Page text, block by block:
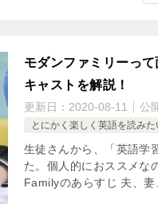
モダンファミリーっ
キャストを解説！
更新日： 2020-08-11 公
とにかく楽しく英語を読み
生徒さんから、「英語学
た。個人的におススメ
Familyのあらすじ 夫、